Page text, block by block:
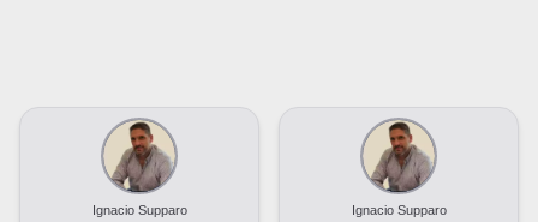
Ignacio Supparo Ignacio Supparo